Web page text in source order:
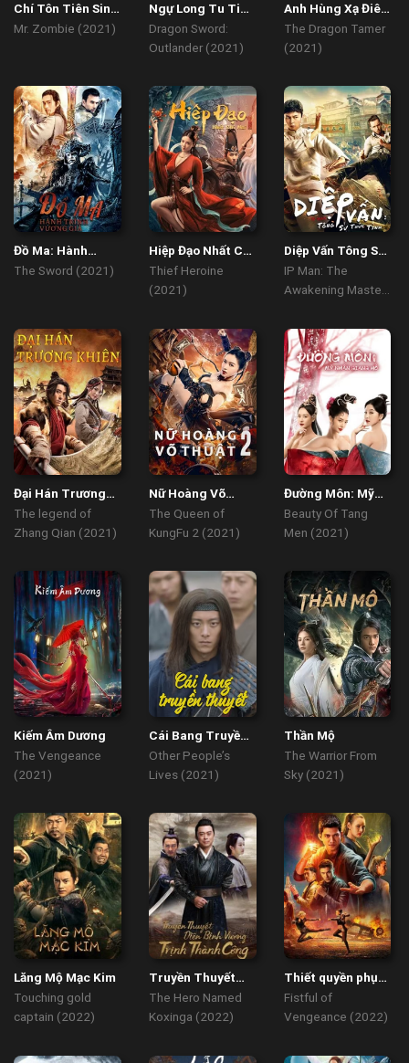
Chí Tôn Tiên Sinh
Chi Kim Thiền Cổ
Mr. Zombie (2021)
Ngự Long Tu Tiên
Truyện 2: Vương
Quốc Ma Thú
Dragon Sword:
Outlander (2021)
Anh Hùng Xạ Điêu
– Giáng Long
Thập Bát Chưởng
The Dragon Tamer
(2021)
Đồ Ma: Hành
Trình Vương Giả
The Sword (2021)
Hiệp Đạo Nhất Chi
Mai
Thief Heroine
(2021)
Diệp Vấn Tông Sư
Thức Tỉnh
IP Man: The
Awakening Master
Đại Hán Trương
Khiên
The legend of
Zhang Qian (2021)
Nữ Hoàng Võ
Thuật 2
The Queen of
KungFu 2 (2021)
Đường Môn: Mỹ
Nhân Giang Hồ
Beauty Of Tang
Men (2021)
Kiếm Âm Dương
The Vengeance
(2021)
Cái Bang Truyền
Thuyết
Other People’s
Lives (2021)
Thần Mộ
The Warrior From
Sky (2021)
Lăng Mộ Mạc Kim
Touching gold
captain (2022)
Truyền Thuyết
Diên Bình Vương
Trịnh Thành
Công
The Hero Named
Koxinga (2022)
Thiết quyền phục
thù
Fistful of
Vengeance (2022)